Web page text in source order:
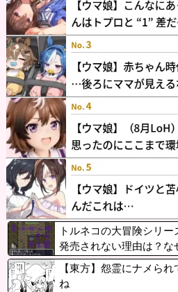
トルネコの大冒険シリ
発売されない理由は？な
【東方】怨霊にナメら
ね